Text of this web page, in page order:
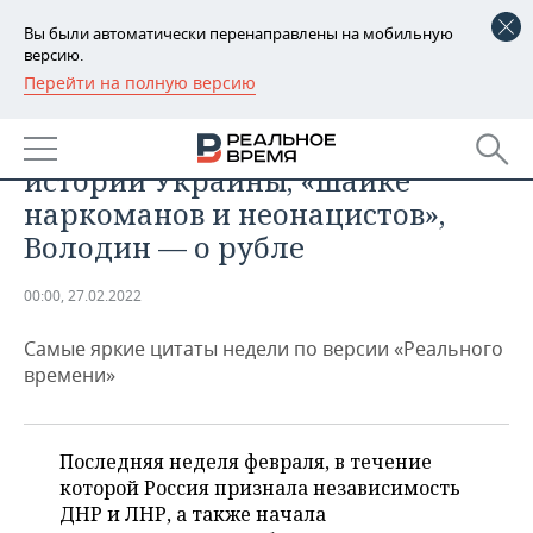
Вы были автоматически перенаправлены на мобильную
версию.
Перейти на полную версию
РЕГИОНЫ
БАШКОРТОСТАН
ТАТАРСТАН
УДМУРТИЯ
НОВОСТИ
АНАЛИТИКА
НОВОСТИ АНАЛИТИКИ
ДЕКЛАРАЦИИ О ДОХОДАХ
КОРОЛИ ГОСЗАКАЗА ПФО
КОМУ ПРИНАДЛЕЖАТ
ТОРГОВЫЕ ЦЕНТРЫ
ТАТАРСТАНА
ЭКОНОМИКА
НОВОСТИ ЭКОНОМИКИ
ФИНАНСЫ
БЮДЖЕТ
ИНВЕСТИЦИИ
ПРОМЫШЛЕННОСТЬ
НОВОСТИ
ПРОМЫШЛЕННОСТИ
АГРОПРОМ
МАШИНОСТРОЕНИЕ
НЕДВИЖИМОСТЬ
НОВОСТИ АВТО
БИЗНЕС
НОВОСТИ БИЗНЕСА
ТЕХНОЛОГИИ
Цитаты недели: Путин — об
истории Украины, «шайке
наркоманов и неонацистов»,
Володин — о рубле
00:00, 27.02.2022
Самые яркие цитаты недели по версии «Реального
времени»
Последняя неделя февраля, в течение
которой Россия признала независимость
ДНР и ЛНР, а также начала